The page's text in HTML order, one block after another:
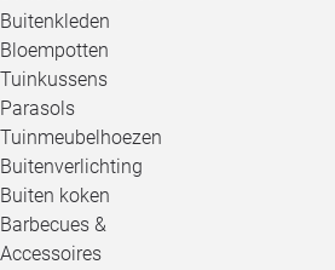
Buitenkleden
Bloempotten
Tuinkussens
Parasols
Tuinmeubelhoezen
Buitenverlichting
Buiten koken
Barbecues &
Accessoires